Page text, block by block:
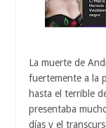
La muerte de
fuertemente a la
hasta el terrible
presentaba
días y el